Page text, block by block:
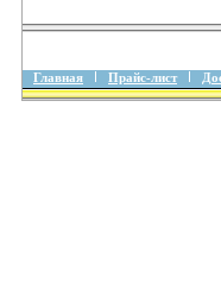
Главная Прайс-лист